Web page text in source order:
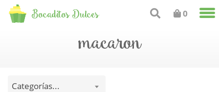
Bocaditos Dulces 0
macaron
Categorías...